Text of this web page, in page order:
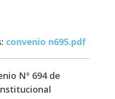
convenio n695.pdf
Nº 694 de